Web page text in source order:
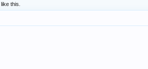
like this.